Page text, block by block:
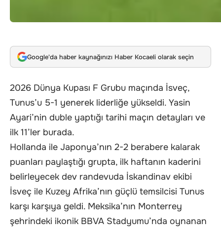
Google'da haber kaynağınızı Haber Kocaeli olarak seçin
2026 Dünya Kupası F Grubu maçında İsveç,
Tunus’u 5-1 yenerek liderliğe yükseldi. Yasin
Ayari’nin duble yaptığı tarihi maçın detayları ve
ilk 11’ler burada.
Hollanda ile Japonya’nın 2-2 berabere kalarak
puanları paylaştığı grupta, ilk haftanın kaderini
belirleyecek dev randevuda İskandinav ekibi
İsveç ile Kuzey Afrika’nın güçlü temsilcisi Tunus
karşı karşıya geldi. Meksika’nın Monterrey
şehrindeki ikonik BBVA Stadyumu’nda oynanan